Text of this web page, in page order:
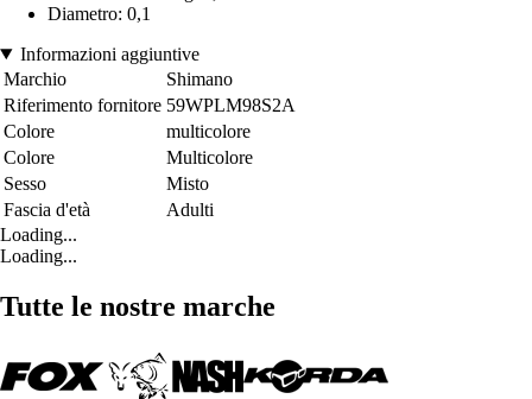
Diametro: 0,1
Informazioni aggiuntive
Marchio
Shimano
Riferimento fornitore 59WPLM98S2A
Colore
multicolore
Colore
Multicolore
Sesso
Misto
Fascia d'età
Adulti
Loading...
Loading...
Tutte le nostre marche